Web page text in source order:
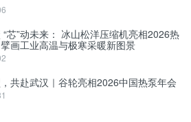
芯”动未来： 冰山松洋压缩机亮相2026热
画工业高温与极寒采暖新图景
共赴武汉｜谷轮亮相2026中国热泵年会